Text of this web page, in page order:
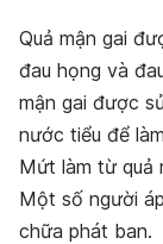
Quả mận gai
đau họng và
mận gai được
nước tiểu để
Mứt làm từ quả
Một số người
chữa phát ban.